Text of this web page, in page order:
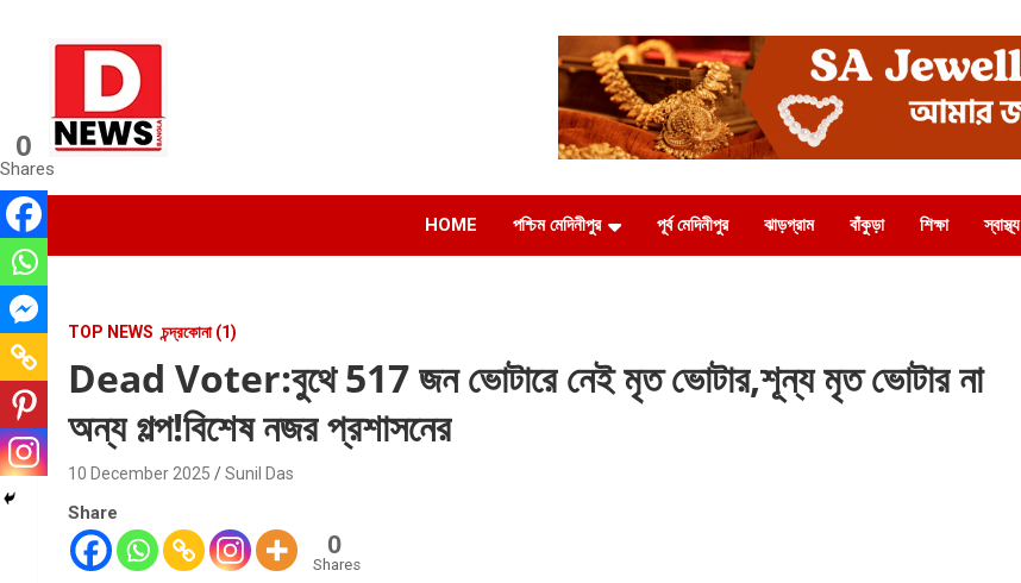
Dnews
#Medinipur #News #LatestBengali #NewsBangla
#Medinipur24X7News
HOME
পশ্চিম মেদিনীপুর পূর্ব মেদিনীপুর ঝাড়গ্রাম বাঁকুড়া শিক্ষা স্বাস্থ্য
TOP NEWS চন্দ্রকোনা (1)
Dead Voter:বুথে 517 জন ভোটারে নেই মৃত ভোটার,শূন্য মৃত ভোটার না
অন্য গল্প!বিশেষ নজর প্রশাসনের
10 December 2025 Sunil Das
Share
0
Shares
0
Shares